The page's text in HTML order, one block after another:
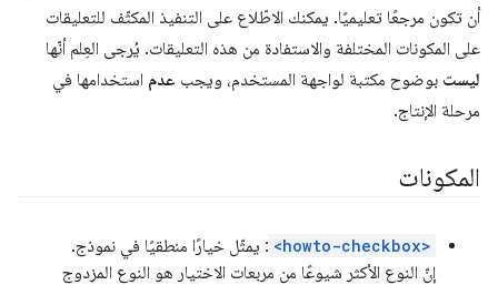
أن تكون مرجعًا تعليميًا. يمكنك الاطّلاع على التنفيذ المكثّف للتعليقات
على المكونات المختلفة والاستفادة من هذه التعليقات. يُرجى العِلم أنّها
ليست بوضوح مكتبة لواجهة المستخدم، ويجب عدم استخدامها في
مرحلة الإنتاج.
المكونات
<howto-checkbox> : يمثّل خيارًا منطقيًا في نموذج.
إنّ النوع الأكثر شيوعًا من مربعات الاختيار هو النوع المزدوج